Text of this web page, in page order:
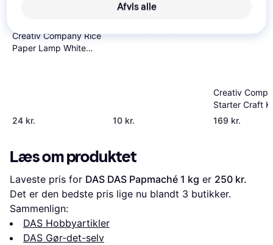
Creativ Company Rice
Paper Lamp White
24 kr. 10 kr.
Creativ
Starter Craft
Crochet
169 kr.
Læs om produktet
Laveste pris for DAS DAS Papmaché 1 kg er 250 kr.
Det er den bedste pris lige nu blandt 3 butikker.
Sammenlign:
DAS Hobbyartikler
DAS Gør-det-selv
Afvis alle